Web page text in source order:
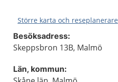
Större karta och reseplanerare
Besöksadress:
Skeppsbron 13B, Malmö
Län, kommun: